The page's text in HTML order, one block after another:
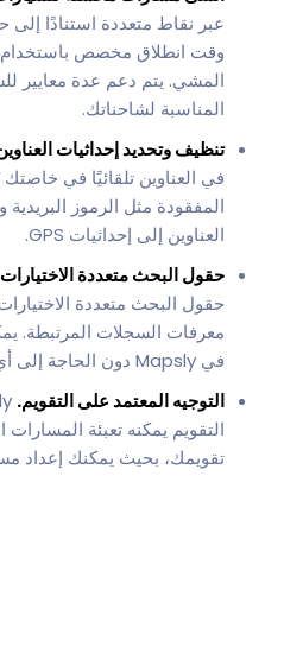
عبر نقاط متعددة استنادًا إلى
وقت انطلاق مخصص باستخدام
المشي. يتم دعم عدة معايير
المناسبة لشاحناتك.
تنظيف وتحديد إحداثيات
المفقودة مثل الرموز
العناوين إلى إحداثيات GPS.
حقول البحث متعددة
حقول البحث متعددة
معرفات السجلات المرتبطة.
في Mapsly دون الحاجة إلى أي برمجة.
التوجيه المعتمد على التقويم.
التقويم يمكنه تعبئة المسارات
تقويمك، بحيث يمكنك إعداد